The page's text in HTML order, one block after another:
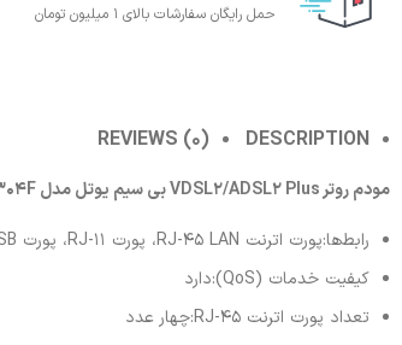
حمل رایگان سفارشات بالای 1 میلیون تومان
DESCRIPTION
REVIEWS (0)
مودم روتر VDSL2/ADSL2 Plus بی سیم یوتل مدل V304F
رابط‌‌ها:پورت اترنت RJ-45 LAN، پورت RJ-11، پورت USB، پورت RJ-45 WAN
کیفیت خدمات (QoS):دارد
تعداد پورت اترنت RJ-45:چهار عدد